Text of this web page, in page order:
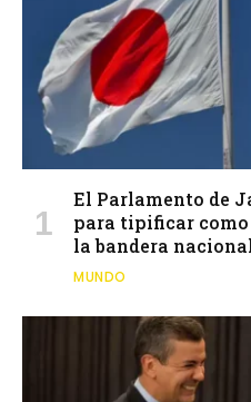
El Parlamento de
para tipificar
la bandera
MUNDO